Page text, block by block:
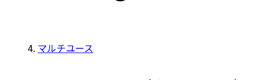
マルチユース